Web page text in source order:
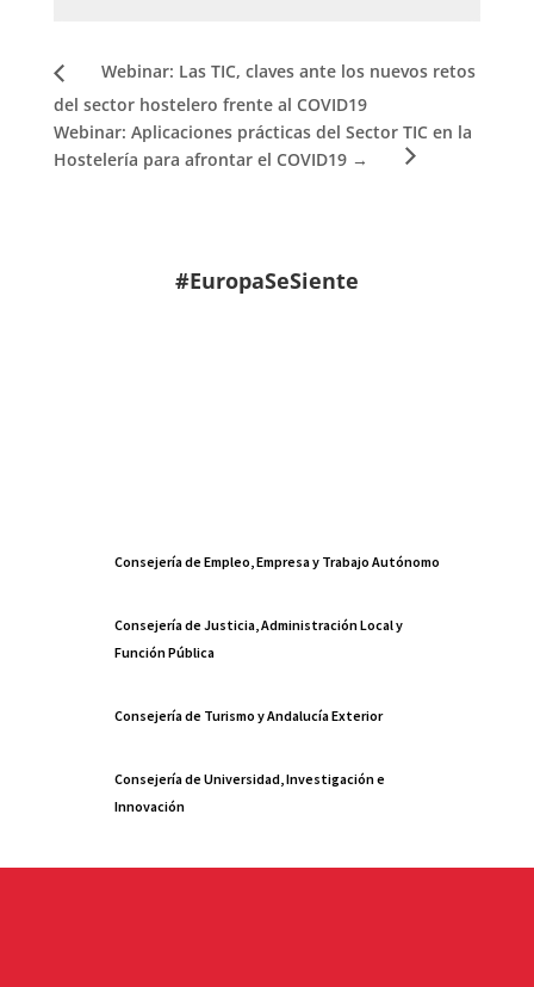
Webinar: Las TIC, claves ante los nuevos retos
del sector hostelero frente al COVID19
Webinar: Aplicaciones prácticas del Sector TIC en la
Hostelería para afrontar el COVID19→
#EuropaSeSiente
Consejería de Empleo, Empresa y Trabajo Autónomo
Consejería de Justicia, Administración Local y
Función Pública
Consejería de Turismo y Andalucía Exterior
Consejería de Universidad, Investigación e
Innovación